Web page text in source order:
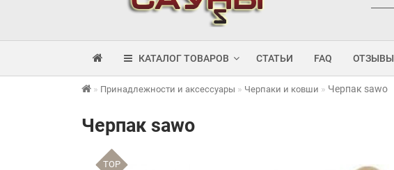
КАТАЛОГ ТОВАРОВ СТАТЬИ FAQ ОТЗЫВЫ
Принадлежности и аксессуары Черпаки и ковши Черпак sawo
Черпак sawo
TOP